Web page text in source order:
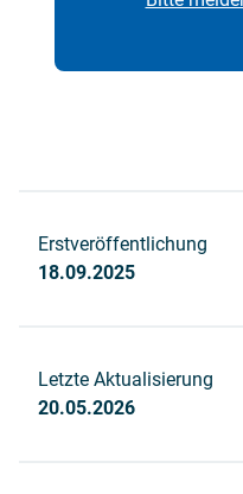
Erstveröffentlichung
18.09.2025
Letzte Aktualisierung
20.05.2026